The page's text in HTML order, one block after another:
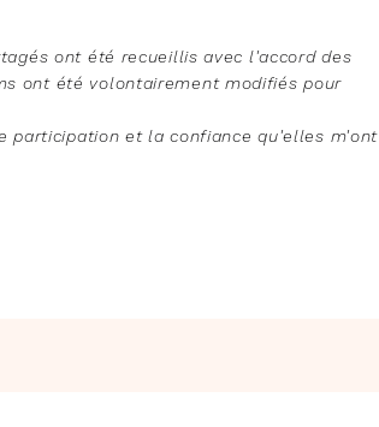
ont été recueillis avec l'accord des
ont été volontairement modifiés pour
participation et la confiance qu'elles m'ont